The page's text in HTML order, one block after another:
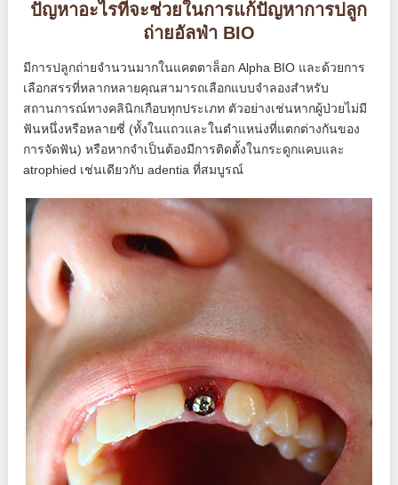
ปัญหาอะไรที่จะช่วยในการแก้ปัญหาการปลูก
ถ่ายอัลฟ่า BIO
มีการปลูกถ่ายจำนวนมากในแคตตาล็อก Alpha BIO และด้วยการ
เลือกสรรที่หลากหลายคุณสามารถเลือกแบบจำลองสำหรับ
สถานการณ์ทางคลินิกเกือบทุกประเภท ตัวอย่างเช่นหากผู้ป่วยไม่มี
ฟันหนึ่งหรือหลายซี่ (ทั้งในแถวและในตำแหน่งที่แตกต่างกันของ
การจัดฟัน) หรือหากจำเป็นต้องมีการติดตั้งในกระดูกแคบและ
atrophied เช่นเดียวกับ adentia ที่สมบูรณ์